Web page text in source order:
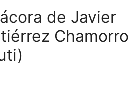
de Javier
Chamorro